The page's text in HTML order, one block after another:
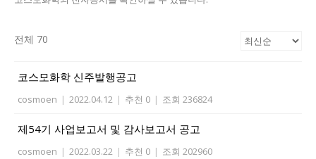
전체 70
코스모화학 신주발행공고
cosmoen | 2022.04.12 | 추천 0 | 조회 236824
제54기 사업보고서 및 감사보고서 공고
cosmoen | 2022.03.22 | 추천 0 | 조회 202960